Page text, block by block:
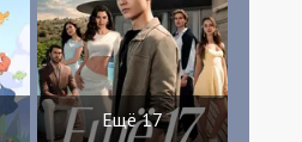
Ещё 17